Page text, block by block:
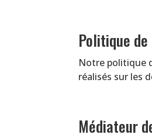
Politique
Notre politique
réalisés sur les
Médiateur